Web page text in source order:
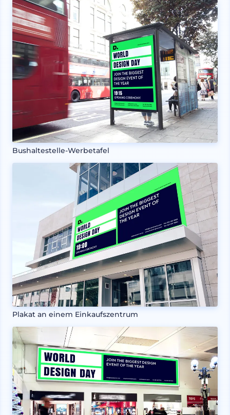
Bushaltestelle-Werbetafel
Plakat an einem Einkaufszentrum